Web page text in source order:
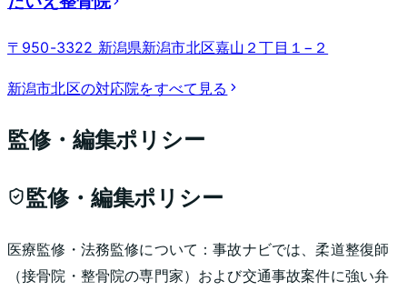
〒950-3322 新潟県新潟市北区嘉山２丁目１−２
新潟市北区の対応院をすべて見る
監修・編集ポリシー
監修・編集ポリシー
医療監修・法務監修について：事故ナビでは、柔道整復師
（接骨院・整骨院の専門家）および交通事故案件に強い弁